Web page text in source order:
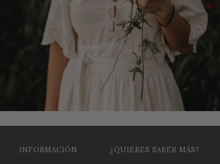
INFORMACIÓN ¿QUIERES SABER MÁS?